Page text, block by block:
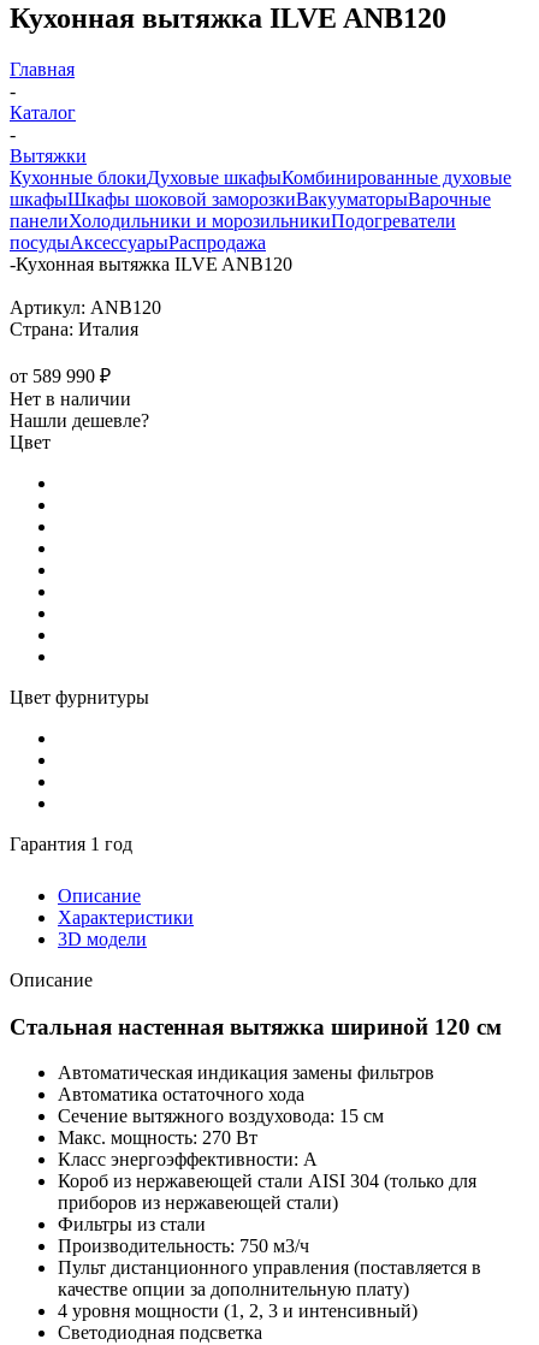
Кухонная вытяжка ILVE ANB120
Главная
-
Каталог
-
Вытяжки
Кухонные блокиДуховые шкафыКомбинированные духовые
шкафыШкафы шоковой заморозкиВакууматорыВарочные
панелиХолодильники и морозильникиПодогреватели
посудыАксессуарыРаспродажа
-Кухонная вытяжка ILVE ANB120
Артикул: ANB120
Страна: Италия
от 589 990 ₽
Нет в наличии
Нашли дешевле?
Цвет
Цвет фурнитуры
Гарантия 1 год
Описание
Характеристики
3D модели
Описание
Стальная настенная вытяжка шириной 120 см
Автоматическая индикация замены фильтров
Автоматика остаточного хода
Сечение вытяжного воздуховода: 15 см
Макс. мощность: 270 Вт
Класс энергоэффективности: А
Короб из нержавеющей стали AISI 304 (только для
приборов из нержавеющей стали)
Фильтры из стали
Производительность: 750 м3/ч
Пульт дистанционного управления (поставляется в
качестве опции за дополнительную плату)
4 уровня мощности (1, 2, 3 и интенсивный)
Светодиодная подсветка